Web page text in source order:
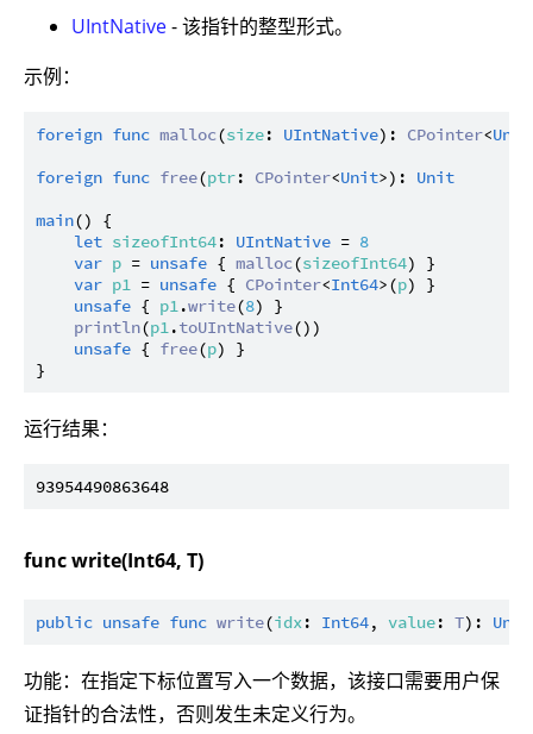
UIntNative- 该指针的整型形式。
示例：
foreign func malloc(size: UIntNative): CPointer<Unit
foreign func free(ptr: CPointer<Unit>): Unit
main() {
let sizeofInt64: UIntNative = 8
var p = unsafe { malloc(sizeofInt64) }
var p1 = unsafe { CPointer<Int64>(p) }
unsafe { p1.write(8) }
println(p1.toUIntNative())
unsafe { free(p) }
运行结果：
func write(Int64, T)
public unsafe func write(idx: Int64, value: T): Unit
功能：在指定下标位置写入一个数据，该接口需要用户保
证指针的合法性，否则发生未定义行为。